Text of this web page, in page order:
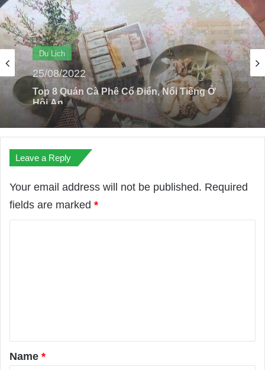
Du Lịch
10/11/2023
Top 5 Khách Sạn Có Chất Lượng Phục Vụ
Tốt Tại Quận 1 TP HCM
Leave a Reply
Your email address will not be published. Required
fields are marked *
*
Name *